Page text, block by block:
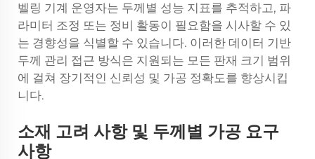
벨링 기계 운영자는 두께별 성능 지표를 추적하고, 파
라미터 조정 또는 정비 활동이 필요함을 시사할 수 있
는 경향성을 식별할 수 있습니다. 이러한 데이터 기반
두께 관리 접근 방식은 지원되는 모든 판재 크기 범위
에 걸쳐 장기적인 신뢰성 및 가공 정확도를 향상시킵
니다.
소재 고려 사항 및 두께별 가공 요구
사항